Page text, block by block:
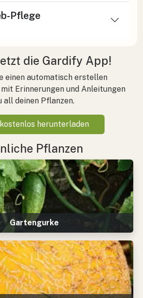
Pflege
die Gardify App!
einen automatisch erstellen
Erinnerungen und Anleitungen
all deinen Pflanzen.
herunterladen
Pflanzen
Gartengurke